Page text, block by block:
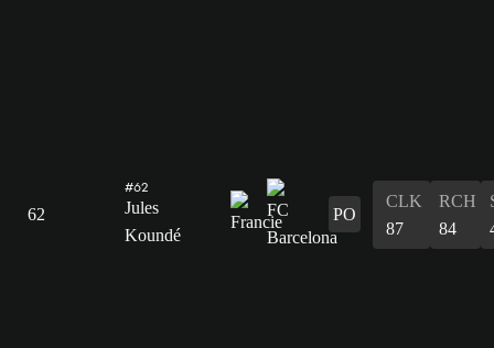
62
#62
Jules
Koundé
PO
CLK
87
RCH
84